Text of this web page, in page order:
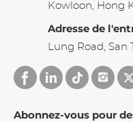
Kowloon, Hong
Adresse de
Lung Road, San
Abonnez-vous pour